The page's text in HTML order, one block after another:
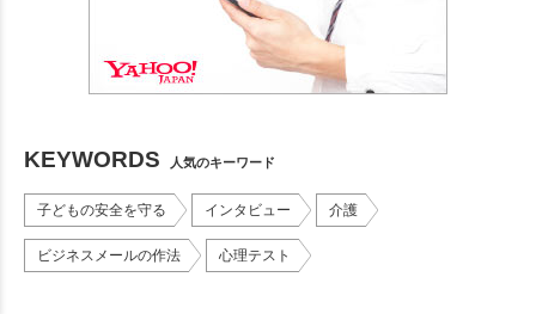
KEYWORDS 人気のキーワード
子どもの安全を守る インタビュー 介護
ビジネスメールの作法 心理テスト